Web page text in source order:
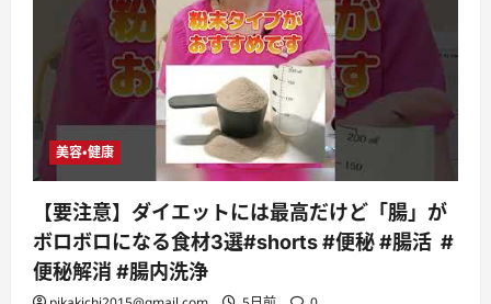
美容・健康
【要注意】ダイエットには最高だけど「腸」が
ボロボロになる食材3選#shorts #便秘 #腸活 #
便秘解消 #腸内洗浄